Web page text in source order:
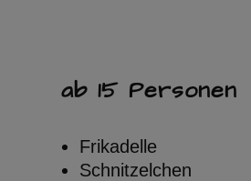
ab 15 Personen
Frikadelle
Schnitzelchen